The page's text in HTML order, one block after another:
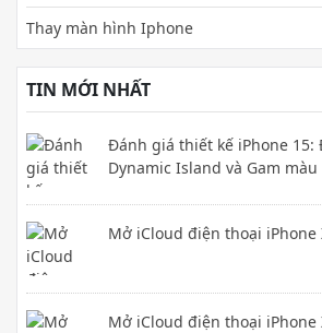
Thay màn hình Iphone
TIN MỚI NHẤT
Đánh giá thiết kế iPhone 15:
Dynamic Island và Gam
Mở iCloud điện thoại iPhone
Mở iCloud điện thoại iPhone